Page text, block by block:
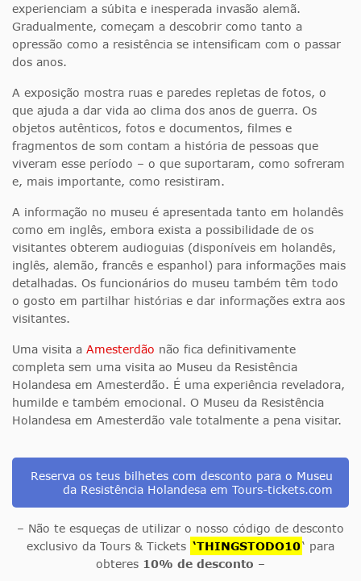
experienciam a súbita e inesperada invasão alemã.
Gradualmente, começam a descobrir como tanto a
opressão como a resistência se intensificam com o passar
dos anos.
A exposição mostra ruas e paredes repletas de fotos, o
que ajuda a dar vida ao clima dos anos de guerra. Os
objetos autênticos, fotos e documentos, filmes e
fragmentos de som contam a história de pessoas que
viveram esse período – o que suportaram, como sofreram
e, mais importante, como resistiram.
A informação no museu é apresentada tanto em holandês
como em inglês, embora exista a possibilidade de os
visitantes obterem audioguias (disponíveis em holandês,
inglês, alemão, francês e espanhol) para informações mais
detalhadas. Os funcionários do museu também têm todo
o gosto em partilhar histórias e dar informações extra aos
visitantes.
Uma visita a Amesterdão não fica definitivamente
completa sem uma visita ao Museu da Resistência
Holandesa em Amesterdão. É uma experiência reveladora,
humilde e também emocional. O Museu da Resistência
Holandesa em Amesterdão vale totalmente a pena visitar.
Reserva os teus bilhetes com desconto para o Museu
da Resistência Holandesa em Tours-tickets.com
– Não te esqueças de utilizar o nosso código de desconto
exclusivo da Tours & Tickets ‘THINGSTODO10‘ para
obteres 10% de desconto –